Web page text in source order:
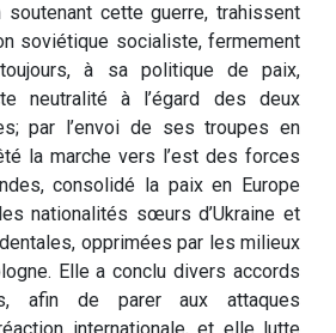
soutenant cette guerre, trahissent
soviétique socialiste, fermement
à sa politique de paix,
neutralité à l’égard des deux
par l’envoi de ses troupes en
la marche vers l’est des forces
consolidé la paix en Europe
nationalités sœurs d’Ukraine et
opprimées par les milieux
Elle a conclu divers accords
afin de parer aux attaques